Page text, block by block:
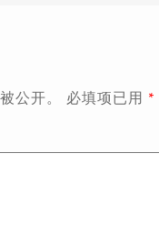
公开。 必填项已用 *